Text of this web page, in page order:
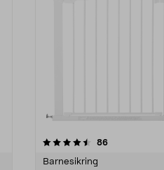
86anmeldelser
Barnesikring
3.5 av 5 stjerner